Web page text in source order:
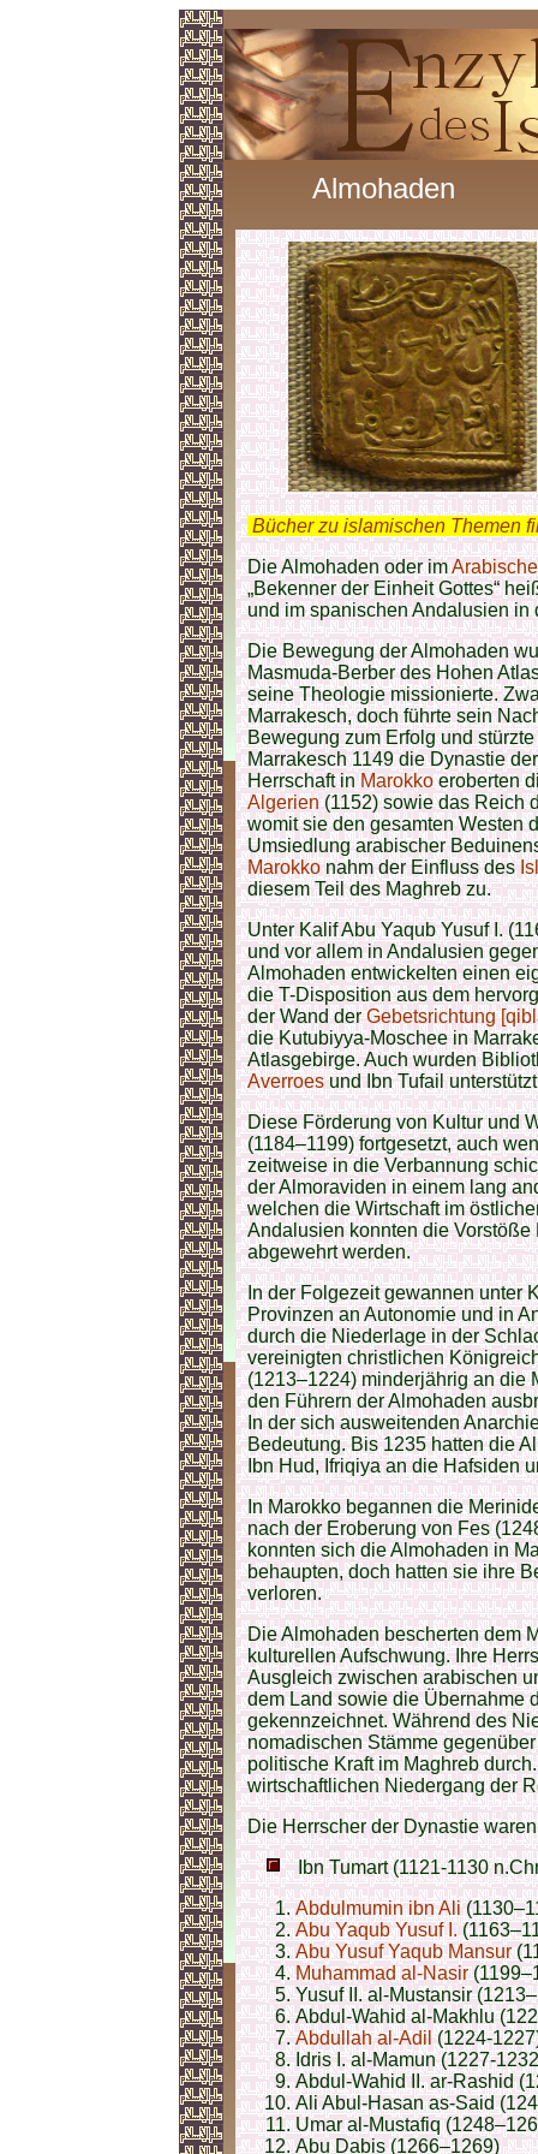
Almohaden
Bücher zu islamischen Themen
Die Almohaden oder im
„Bekenner der Einheit Gottes“
und im spanischen Andalusien in
Die Bewegung der Almohaden
Masmuda-Berber des Hohen
seine Theologie missionierte.
Marrakesch, doch führte sein
Bewegung zum Erfolg und
Marrakesch 1149 die Dynastie
Herrschaft inMarokkoeroberten
Algerien(1152) sowie das Reich
womit sie den gesamten Westen
Umsiedlung arabischer
Marokkonahm der Einfluss des
diesem Teil des Maghreb zu.
Unter Kalif Abu Yaqub Yusuf I.
und vor allem in Andalusien
Almohaden entwickelten einen
die T-Disposition aus dem
der Wand derGebetsrichtung
die Kutubiyya-Moschee in
Atlasgebirge. Auch wurden
Averroesund Ibn Tufail
Diese Förderung von Kultur und
(1184–1199) fortgesetzt, auch
zeitweise in die Verbannung
der Almoraviden in einem lang
welchen die Wirtschaft im
Andalusien konnten die
abgewehrt werden.
In der Folgezeit gewannen unter
Provinzen an Autonomie und in
durch die Niederlage in der
vereinigten christlichen
(1213–1224) minderjährig an die
den Führern der Almohaden
In der sich ausweitenden
Bedeutung. Bis 1235 hatten die
Ibn Hud, Ifriqiya an die Hafsiden
In Marokko begannen die
nach der Eroberung von Fes
konnten sich die Almohaden in
behaupten, doch hatten sie ihre
verloren.
Die Almohaden bescherten dem
kulturellen Aufschwung. Ihre
Ausgleich zwischen arabischen
dem Land sowie die Übernahme
gekennzeichnet. Während des
nomadischen Stämme
politische Kraft im Maghreb
wirtschaftlichen Niedergang der
Die Herrscher der Dynastie
Ibn Tumart (1121-1130
Abdulmumin ibn Ali
Abu Yaqub Yusuf I.
Abu Yusuf Yaqub Mansur
Muhammad al-Nasir
Yusuf II. al-Mustansir
Abdul-Wahid al-Makhlu
Abdullah al-Adil(1224-
Idris I. al-Mamun (1227-
Abdul-Wahid II. ar-Rashid
Ali Abul-Hasan as-Said
Umar al-Mustafiq
Abu Dabis (1266–1269)